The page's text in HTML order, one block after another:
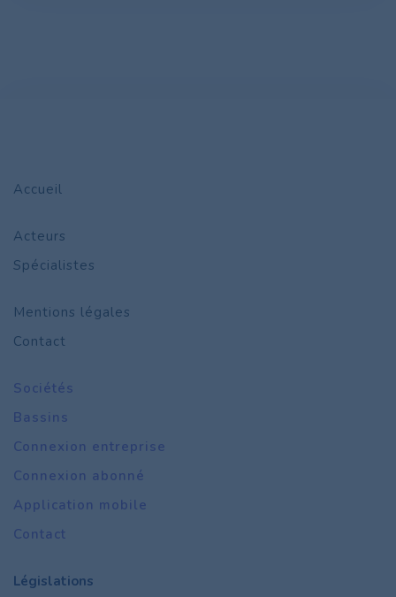
Accueil
Acteurs
Spécialistes
Mentions légales
Contact
Sociétés
Bassins
Connexion entreprise
Connexion abonné
Application mobile
Contact
Législations